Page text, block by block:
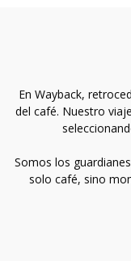
En Wayback,
del café. Nuestro
Somos los
solo café, sino